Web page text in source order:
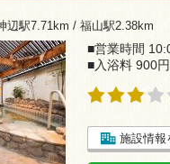
辺駅7.71km / 福山駅2.38km
■営業時間
■入浴料 900円
施設情報